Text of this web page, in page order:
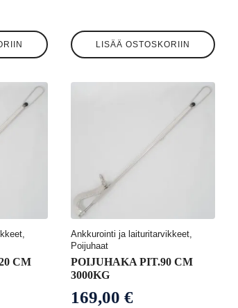
LISÄÄ OSTOSKORIIN
CM
Ankkurointi ja laituritarvikkeet,
Poijuhaat
POIJUHAKA PIT.90 CM
3000KG
169,00€